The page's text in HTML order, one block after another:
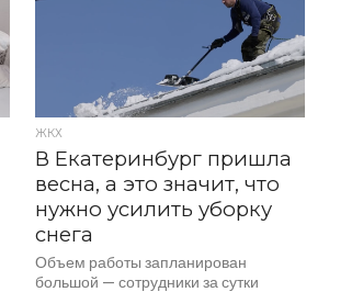
ЖКХ
В Екатеринбург пришла
весна, а это значит, что
нужно усилить уборку
снега
Объем работы запланирован
большой — сотрудники за сутки